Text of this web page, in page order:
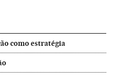
como estratégia